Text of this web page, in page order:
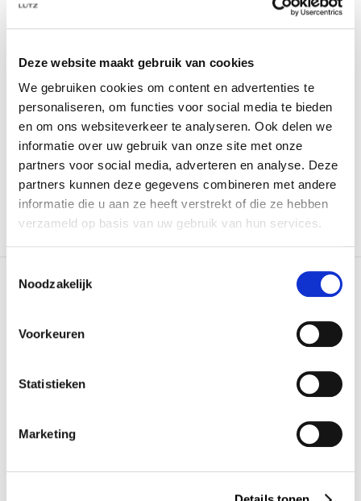
Deze website maakt gebruik van cookies
We gebruiken cookies om content en advertenties te
personaliseren, om functies voor social media te bieden
en om ons websiteverkeer te analyseren. Ook delen we
informatie over uw gebruik van onze site met onze
partners voor social media, adverteren en analyse. Deze
partners kunnen deze gegevens combineren met andere
informatie die u aan ze heeft verstrekt of die ze hebben
verzameld op basis van uw gebruik van hun services.
Noodzakelijk
Voorkeuren
Statistieken
Marketing
Closed
Linnen Viscose Blazer
Rood
€ 314,95
NIEUWSBRIEF
Schrijf je in en ontvang 10% korting op je eerste
bestelling.